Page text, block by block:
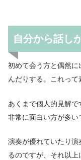
自分から話し
初めて会う方と偶然に
んだりする。これっ
あくまで個人的見解
非常に面白い方が多い
演奏が優れていたり
るのですが、それ以